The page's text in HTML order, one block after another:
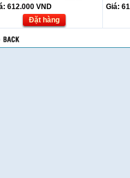
612.000 VND
Đặt hàng
Giá: